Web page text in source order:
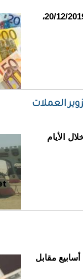
ألقى الدرك الوطني بعبارة بروصو صباح أمس الجمعة 20/12/2019،
العملات
الأيام
مقابل